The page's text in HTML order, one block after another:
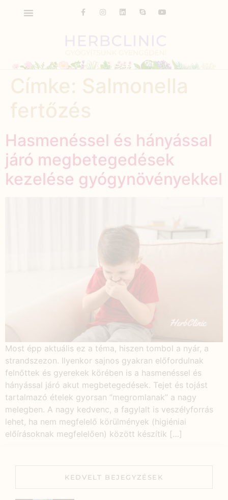
Hasmenéssel és hányással
járó megbetegedések
kezelése gyógynövényekkel
Most épp aktuális ez a téma, hiszen tombol a nyár, a
strandszezon. Ilyenkor sajnos gyakran előfordulnak
felnőttek és gyerekek körében is a hasmenéssel és
hányással járó akut megbetegedések. Tejet és tojást
tartalmazó ételek gyorsan ”megromlanak” a nagy
melegben. A nagy kedvenc, a fagylalt is veszélyforrás
lehet, ha nem megfelelő körülmények (higiéniai
előírásoknak megfelelően) között készítik […]
KEDVELT BEJEGYZÉSEK